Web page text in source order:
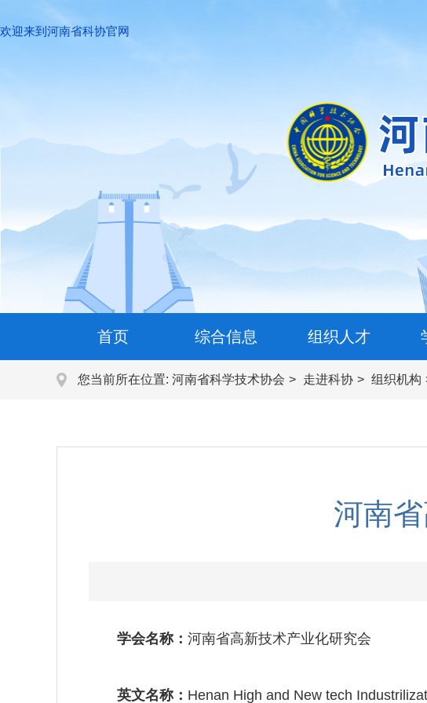
欢迎来到河南省科协官网
首页 综合信息 组织人才
您当前所在位置: 河南省科学技术协会 走进科协 组织机构
河南
学会名称： 河南省高新技术产业化研究会
英文名称： Henan High and New tech